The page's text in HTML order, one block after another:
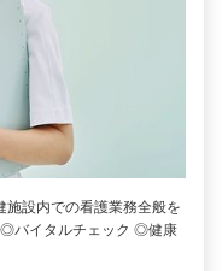
施設内での看護業務全般を
◎バイタルチェック ◎健康